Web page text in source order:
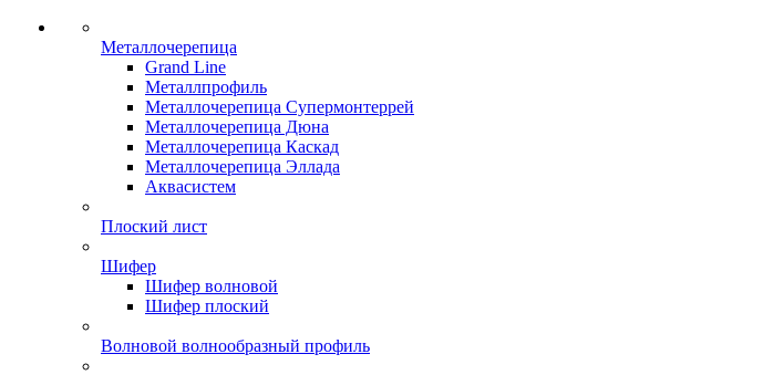
Металлочерепица
Grand Line
Металлпрофиль
Металлочерепица Супермонтеррей
Металлочерепица Дюна
Металлочерепица Каскад
Металлочерепица Эллада
Аквасистем
Плоский лист
Шифер
Шифер волновой
Шифер плоский
Волновой волнообразный профиль